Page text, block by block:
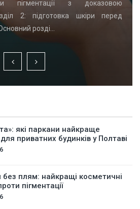
пігментації з доказовою
2: підготовка шкіри перед
розді…
які паркани найкраще
приватних будинків у Полтаві
без плям: найкращі косметичні
пігментації